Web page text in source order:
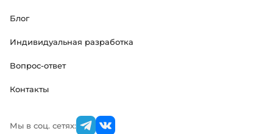
Блог
Индивидуальная разработка
Вопрос-ответ
Контакты
Мы в соц. сетях: